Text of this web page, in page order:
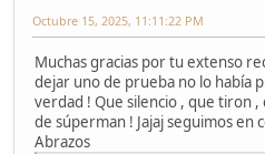
Octubre 15, 2025, 11:11:22 PM
Muchas gracias por tu extenso
dejar uno de prueba no lo había
verdad ! Que silencio , que tiron
de súperman ! Jajaj seguimos en
Abrazos